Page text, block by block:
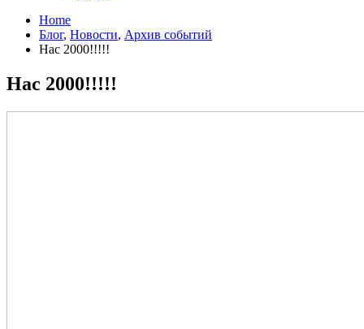
Home
Блог, Новости, Архив событий
Нас 2000!!!!!
Нас 2000!!!!!